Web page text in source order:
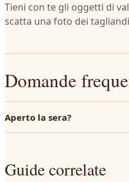
Tieni con te gli oggetti di
scatta una foto dei
Domande
Aperto la sera?
Guide correlate